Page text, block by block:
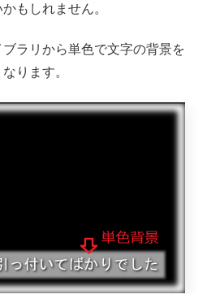
もしれません。
ラリから単色で文字の背景を
ります。